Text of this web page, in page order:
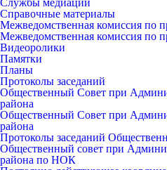
Службы медиации
Справочные материалы
Межведомственная комиссия по
Межведомственная комиссия по
Видеоролики
Памятки
Планы
Протоколы заседаний
Общественный Совет при
района
Общественный Совет при
района
Протоколы заседаний
Общественный совет при
района по НОК